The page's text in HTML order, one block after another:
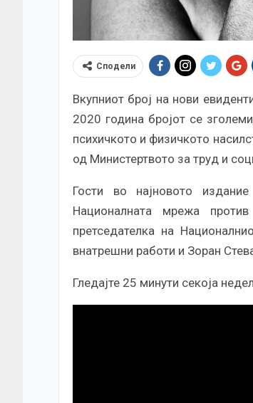
Сподели
Вкупниот број на нови
2020 година бројот се
психичкото и физичкото
од Министертвото за труд и
Гости во најновото
Националната мрежа
претседателка на
внатрешни работи и Зоран
Гледајте 25 минути секоја